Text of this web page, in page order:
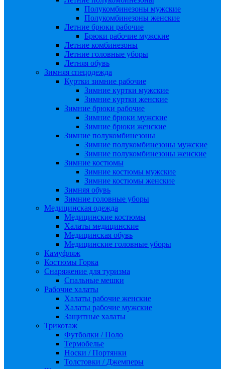
Полукомбинезоны мужские
Полукомбинезоны женские
Летние брюки рабочие
Брюки рабочие мужские
Летние комбинезоны
Летние головные уборы
Летняя обувь
Зимняя спецодежда
Куртки зимние рабочие
Зимние куртки мужские
Зимние куртки женские
Зимние брюки рабочие
Зимние брюки мужские
Зимние брюки женские
Зимние полукомбинезоны
Зимние полукомбинезоны мужские
Зимние полукомбинезоны женские
Зимние костюмы
Зимние костюмы мужские
Зимние костюмы женские
Зимняя обувь
Зимние головные уборы
Медицинская одежда
Медицинские костюмы
Халаты медицинские
Медицинская обувь
Медицинские головные уборы
Камуфляж
Костюмы Горка
Снаряжение для туризма
Спальные мешки
Рабочие халаты
Халаты рабочие женские
Халаты рабочие мужские
Защитные халаты
Трикотаж
Футболки / Поло
Термобелье
Носки / Портянки
Толстовки / Джемперы